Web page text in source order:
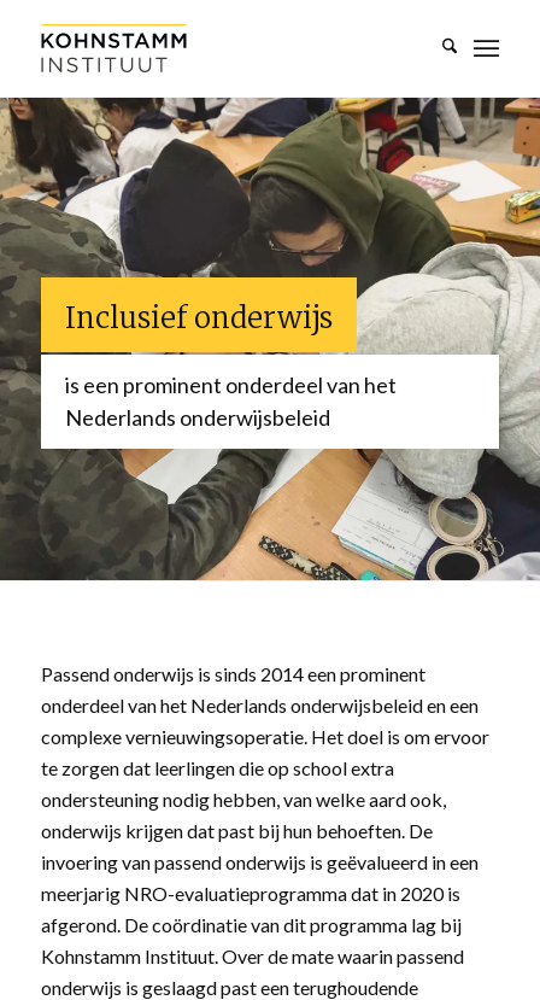
Inclusief onderwijs
is een prominent onderdeel van het
Nederlands onderwijsbeleid
Passend onderwijs is sinds 2014 een prominent
onderdeel van het Nederlands onderwijsbeleiden een
complexe vernieuwingsoperatie. Het doel is om ervoor
te zorgen dat leerlingen die op school extra
ondersteuning nodig hebben, van welke aard ook,
onderwijs krijgen dat past bij hun behoeften. De
invoering van passend onderwijs is geëvalueerd in een
meerjarig NRO-evaluatieprogramma dat in 2020 is
afgerond. De coördinatie van dit programma lag bij
Kohnstamm Instituut. Over de mate waarin passend
onderwijs is geslaagd past een terughoudende